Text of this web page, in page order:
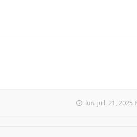
lun. juil. 21, 2025